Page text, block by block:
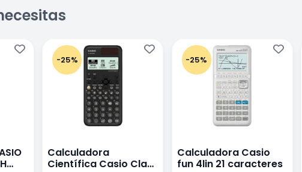
-25%
Calculadora
Científica Casio Class
-25%
Calculadora Casio
fun 4lin 21 caracteres